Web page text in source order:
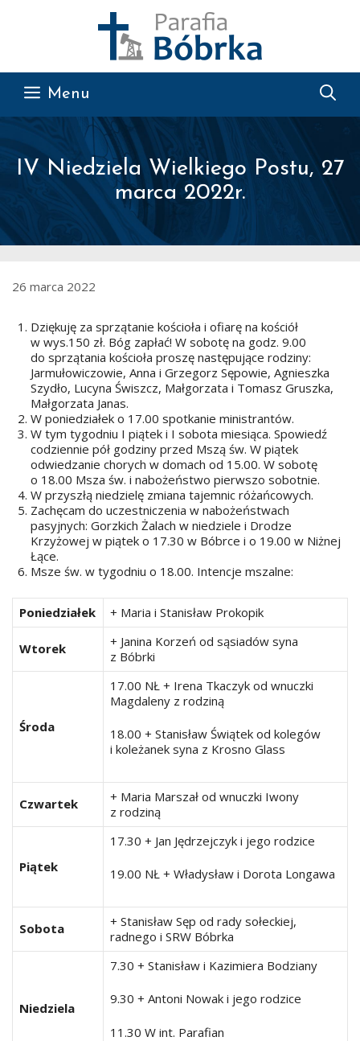
Menu
IV Niedziela Wielkiego Postu, 27
marca 2022r.
26 marca 2022
Dziękuję za sprzątanie kościoła i ofiarę na kościół
w wys.150 zł. Bóg zapłać! W sobotę na godz. 9.00
do sprzątania kościoła proszę następujące rodziny:
Jarmułowiczowie, Anna i Grzegorz Sępowie, Agnieszka
Szydło, Lucyna Świszcz, Małgorzata i Tomasz Gruszka,
Małgorzata Janas.
W poniedziałek o 17.00 spotkanie ministrantów.
W tym tygodniu I piątek i I sobota miesiąca. Spowiedź
codziennie pół godziny przed Mszą św. W piątek
odwiedzanie chorych w domach od 15.00. W sobotę
o 18.00 Msza św. i nabożeństwo pierwszo sobotnie.
W przyszłą niedzielę zmiana tajemnic różańcowych.
Zachęcam do uczestniczenia w nabożeństwach
pasyjnych: Gorzkich Żalach w niedziele i Drodze
Krzyżowej w piątek o 17.30 w Bóbrce i o 19.00 w Niżnej
Łące.
Msze św. w tygodniu o 18.00. Intencje mszalne:
Poniedziałek + Maria i Stanisław Prokopik
Wtorek
+ Janina Korzeń od sąsiadów syna
z Bóbrki
Środa
17.00 NŁ + Irena Tkaczyk od wnuczki
Magdaleny z rodziną
18.00 + Stanisław Świątek od kolegów
i koleżanek syna z Krosno Glass
Czwartek
+ Maria Marszał od wnuczki Iwony
z rodziną
Piątek
17.30 + Jan Jędrzejczyk i jego rodzice
19.00 NŁ + Władysław i Dorota Longawa
Sobota
+ Stanisław Sęp od rady sołeckiej,
radnego i SRW Bóbrka
Niedziela
7.30 + Stanisław i Kazimiera Bodziany
9.30 + Antoni Nowak i jego rodzice
11.30 W int. Parafian